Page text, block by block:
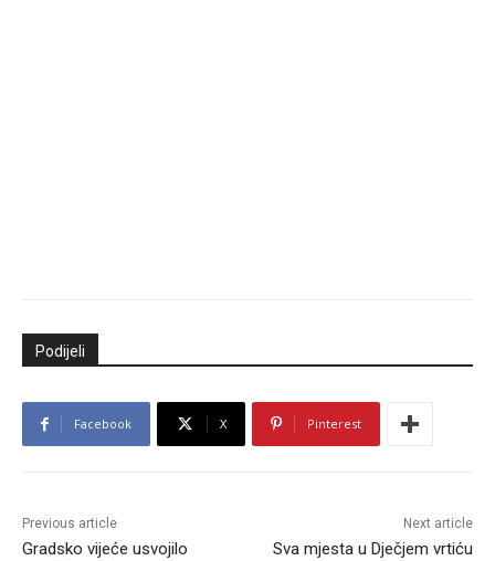
Podijeli
Facebook X Pinterest
Previous article
Gradsko vijeće usvojilo
Next article
Sva mjesta u Dječjem vrtiću